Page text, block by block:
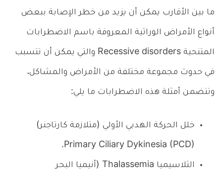
ما بين الأقارب يمكن أن يزيد من خطر الإصابة ببعض
أنواع الأمراض الوراثية المعروفة باسم الاضطرابات
المتنحية Recessive disorders والتي يمكن أن تتسبب
في حدوث مجموعة مختلفة من الأمراض والمشاكل،
وتتضمن أمثلة هذه الاضطرابات ما يلي:
خلل الحركة الهدبي الأولي (متلازمة كارتاجنر)
Primary Ciliary Dykinesia (PCD).
الثلاسيميا Thalassemia (أنيميا البحر